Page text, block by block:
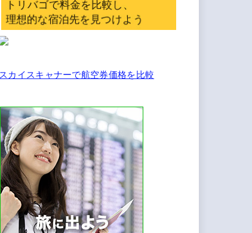
スカイスキャナーで航空券価格を比較